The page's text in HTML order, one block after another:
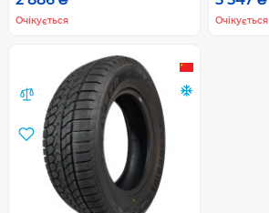
Очікується Очікується